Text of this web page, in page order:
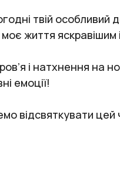
твій особливий
життя
і натхнення на
емоції!
відсвяткувати